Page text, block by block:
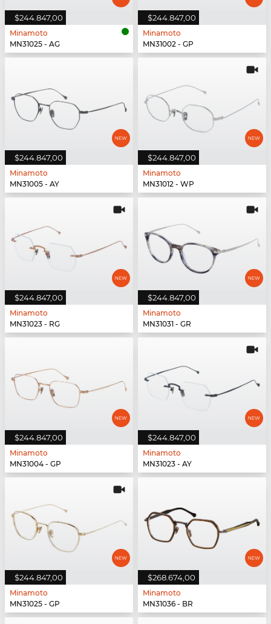
$244.847,00
Minamoto
MN31025 - AG
$244.847,00
Minamoto
MN31002 - GP
$244.847,00
Minamoto
MN31005 - AY
$244.847,00
Minamoto
MN31012 - WP
$244.847,00
Minamoto
MN31023 - RG
$244.847,00
Minamoto
MN31031 - GR
$244.847,00
Minamoto
MN31004 - GP
$244.847,00
Minamoto
MN31023 - AY
$244.847,00
Minamoto
MN31025 - GP
$268.674,00
Minamoto
MN31036 - BR